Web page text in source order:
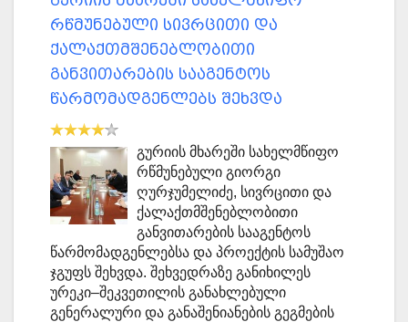
რწმუნებული სივრცითი და
ქალაქთმშენებლობითი
განვითარების სააგენტოს
წარმომადგენლებს შეხვდა
გურიის მხარეში სახელმწიფო
რწმუნებული გიორგი
ღურჯუმელიძე, სივრცითი და
ქალაქთმშენებლობითი
განვითარების სააგენტოს
წარმომადგენლებსა და პროექტის სამუშაო
ჯგუფს შეხვდა. შეხვედრაზე განიხილეს
ურეკი–შეკვეთილის განახლებული
გენერალური და განაშენიანების გეგმების